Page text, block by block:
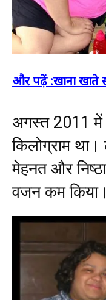
और पढ़ें :खाना खाते
अगस्त 2011 में
किलोग्राम
मेहनत और
वजन कम किया।